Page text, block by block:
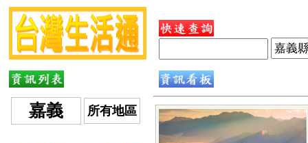
嘉義 所有地區